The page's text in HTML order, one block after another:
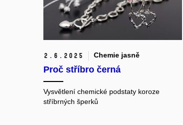
2. 6. 2025 Chemie jasně
Proč stříbro černá
Vysvětlení chemické podstaty koroze
stříbrných šperků